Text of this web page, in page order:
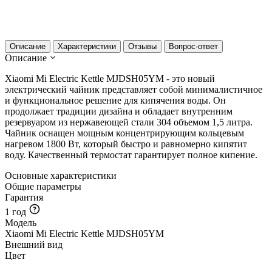
Описание Характеристики Отзывы Вопрос-ответ
Описание
Xiaomi Mi Electric Kettle MJDSH05YM - это новый
электрический чайник представляет собой минималистичное
и функциональное решение для кипячения воды. Он
продолжает традиции дизайна и обладает внутренним
резервуаром из нержавеющей стали 304 объемом 1,5 литра.
Чайник оснащен мощным концентрирующим кольцевым
нагревом 1800 Вт, который быстро и равномерно кипятит
воду. Качественный термостат гарантирует полное кипение.
Основные характеристики
Общие параметры
Гарантия
1 год
Модель
Xiaomi Mi Electric Kettle MJDSH05YM
Внешний вид
Цвет